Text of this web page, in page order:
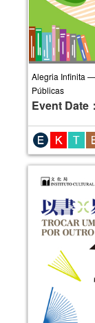
Alegria Infinita
Públicas
Event Date：